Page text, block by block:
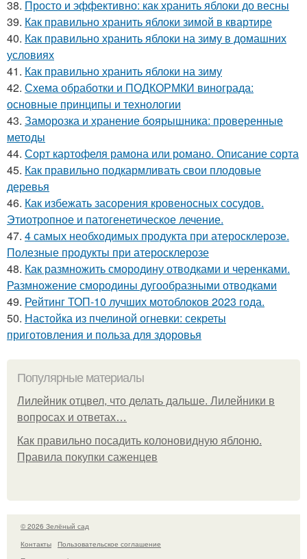
38. Просто и эффективно: как хранить яблоки до весны
39. Как правильно хранить яблоки зимой в квартире
40. Как правильно хранить яблоки на зиму в домашних
условиях
41. Как правильно хранить яблоки на зиму
42. Схема обработки и ПОДКОРМКИ винограда:
основные принципы и технологии
43. Заморозка и хранение боярышника: проверенные
методы
44. Сорт картофеля рамона или романо. Описание сорта
45. Как правильно подкармливать свои плодовые
деревья
46. Как избежать засорения кровеносных сосудов.
Этиотропное и патогенетическое лечение.
47. 4 самых необходимых продукта при атеросклерозе.
Полезные продукты при атеросклерозе
48. Как размножить смородину отводками и черенками.
Размножение смородины дугообразными отводками
49. Рейтинг ТОП-10 лучших мотоблоков 2023 года.
50. Настойка из пчелиной огневки: секреты
приготовления и польза для здоровья
Популярные материалы
Лилейник отцвел, что делать дальше. Лилейники в
вопросах и ответах…
Как правильно посадить колоновидную яблоню.
Правила покупки саженцев
© 2026 Зелёный сад
Контакты
Пользовательское соглашение